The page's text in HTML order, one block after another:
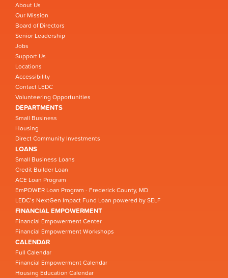
About Us
Our Mission
Board of Directors
Senior Leadership
Jobs
Support Us
Locations
Accessibility
Contact LEDC
Volunteering Opportunities
DEPARTMENTS
Small Business
Housing
Direct Community Investments
LOANS
Small Business Loans
Credit Builder Loan
ACE Loan Program
EmPOWER Loan Program - Frederick County, MD
LEDC’s NextGen Impact Fund Loan powered by SELF
FINANCIAL EMPOWERMENT
Financial Empowerment Center
Financial Empowerment Workshops
CALENDAR
Full Calendar
Financial Empowerment Calendar
Housing Education Calendar